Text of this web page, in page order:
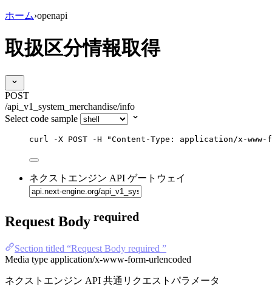
ホーム›openapi
取扱区分情報取得
POST
/api_v1_system_merchandise/info
Select code sample
curl -X POST -H "Content-Type: application/x-www-
ネクストエンジン API ゲートウェイ
Request Body required
Section titled “Request Body required ”
Media type application/x-www-form-urlencoded
ネクストエンジン API 共通リクエストパラメータ